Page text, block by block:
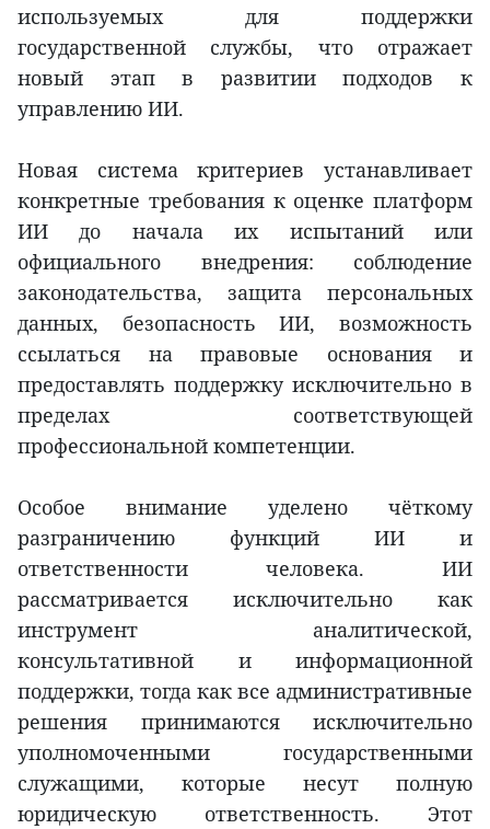
используемых для поддержки
государственной службы, что отражает
новый этап в развитии подходов к
управлению ИИ.
Новая система критериев устанавливает
конкретные требования к оценке платформ
ИИ до начала их испытаний или
официального внедрения: соблюдение
законодательства, защита персональных
данных, безопасность ИИ, возможность
ссылаться на правовые основания и
предоставлять поддержку исключительно в
пределах соответствующей
профессиональной компетенции.
Особое внимание уделено чёткому
разграничению функций ИИ и
ответственности человека. ИИ
рассматривается исключительно как
инструмент аналитической,
консультативной и информационной
поддержки, тогда как все административные
решения принимаются исключительно
уполномоченными государственными
служащими, которые несут полную
юридическую ответственность. Этот